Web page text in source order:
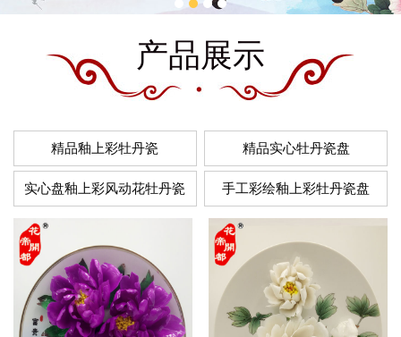
产品展示
精品釉上彩牡丹瓷 精品实心牡丹瓷盘
实心盘釉上彩风动花牡丹瓷 手工彩绘釉上彩牡丹瓷盘